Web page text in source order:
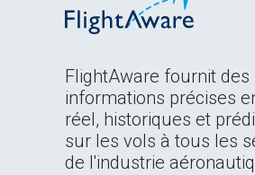
FlightAware fournit des
informations précises
réel, historiques et
sur les vols à tous les
de l'industrie